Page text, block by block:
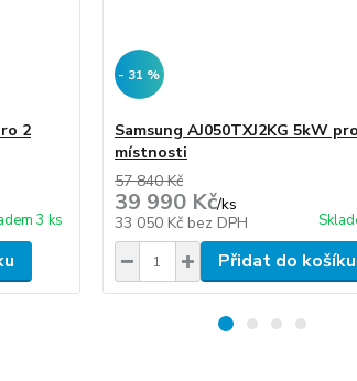
2
3 ks
- 31 %
Samsung AJ050TXJ2KG 5kW
místnosti
57 840 Kč
39 990 Kč/ks
33 050 Kč bez DPH
Přidat do košíku